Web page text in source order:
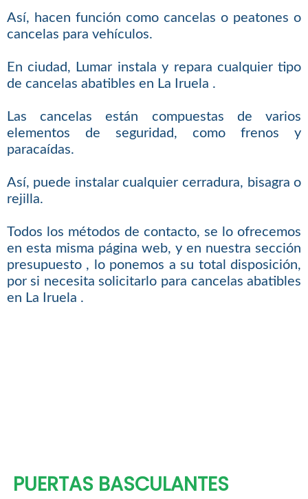
Así, hacen función como cancelas o peatones o
cancelas para vehículos.
En ciudad, Lumar instala y repara cualquier tipo
de cancelas abatibles en La Iruela .
Las cancelas están compuestas de varios
elementos de seguridad, como frenos y
paracaídas.
Así, puede instalar cualquier cerradura, bisagra o
rejilla.
Todos los métodos de contacto, se lo ofrecemos
en esta misma página web, y en nuestra sección
presupuesto , lo ponemos a su total disposición,
por si necesita solicitarlo para cancelas abatibles
en La Iruela .
PUERTAS BASCULANTES